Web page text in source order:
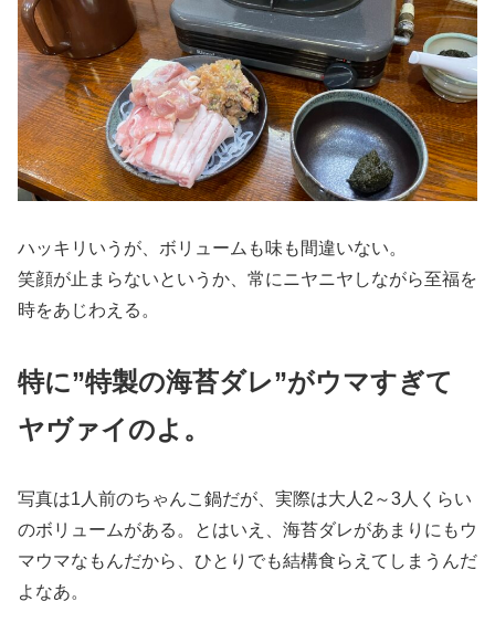
ハッキリいうが、ボリュームも味も間違いない。
笑顔が止まらないというか、常にニヤニヤしながら至福を
時をあじわえる。
特に”特製の海苔ダレ”がウマすぎて
ヤヴァイのよ。
写真は1人前のちゃんこ鍋だが、実際は大人2～3人くらい
のボリュームがある。とはいえ、海苔ダレがあまりにもウ
マウマなもんだから、ひとりでも結構食らえてしまうんだ
よなあ。